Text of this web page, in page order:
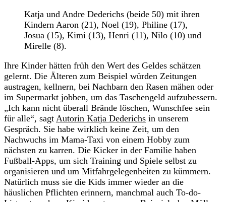
Katja und Andre Dederichs (beide 50) mit ihren
Kindern Aaron (21), Noel (19), Philine (17),
Josua (15), Kimi (13), Henri (11), Nilo (10) und
Mirelle (8).
Ihre Kinder hätten früh den Wert des Geldes schätzen
gelernt. Die Älteren zum Beispiel würden Zeitungen
austragen, kellnern, bei Nachbarn den Rasen mähen oder
im Supermarkt jobben, um das Taschengeld aufzubessern.
„Ich kann nicht überall Brände löschen, Wunschfee sein
für alle“, sagt Autorin Katja Dederichs in unserem
Gespräch. Sie habe wirklich keine Zeit, um den
Nachwuchs im Mama-Taxi von einem Hobby zum
nächsten zu karren. Die Kicker in der Familie haben
Fußball-Apps, um sich Training und Spiele selbst zu
organisieren und um Mitfahrgelegenheiten zu kümmern.
Natürlich muss sie die Kids immer wieder an die
häuslichen Pflichten erinnern, manchmal auch To-do-